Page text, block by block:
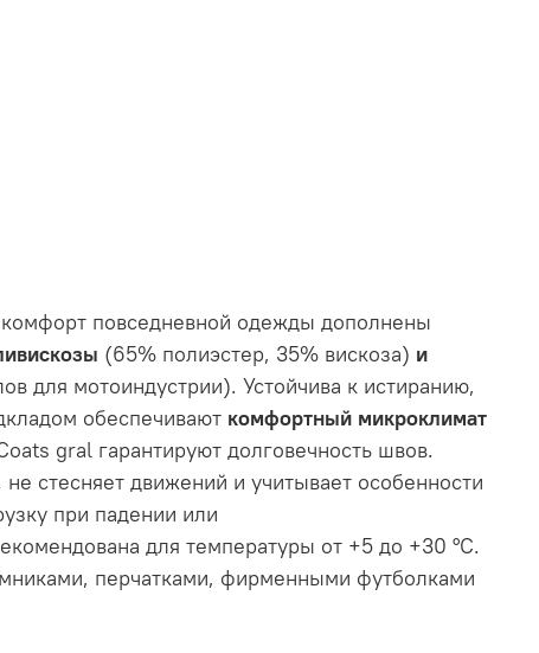
комфорт повседневной одежды дополнены
(65% полиэстер, 35% вискоза) и
для мотоиндустрии). Устойчива к истиранию,
обеспечивают комфортный микроклимат
gral гарантируют долговечность швов.
не стесняет движений и учитывает особенности
при падении или
для температуры от +5 до +30 °С.
перчатками, фирменными футболками